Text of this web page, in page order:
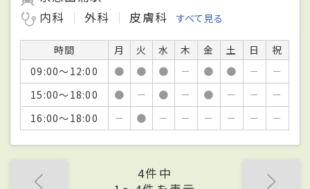
内科
外科 皮膚科 すべて見る
時間 月 火 水 木 金 土 日
祝
09:00～12:00
● ● ● － ● ● －
－
15:00～18:00
● － ● － ● － －
－
16:00～18:00
－ ● － － － － － －
4件中